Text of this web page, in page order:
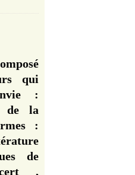
qui
:
de la
:
de
,